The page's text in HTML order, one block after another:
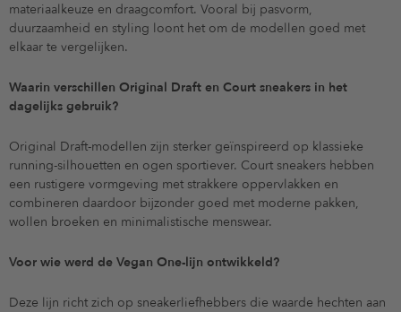
materiaalkeuze en draagcomfort. Vooral bij pasvorm,
duurzaamheid en styling loont het om de modellen goed met
elkaar te vergelijken.
Waarin verschillen Original Draft en Court sneakers in het
dagelijks gebruik?
Original Draft-modellen zijn sterker geïnspireerd op klassieke
running-silhouetten en ogen sportiever. Court sneakers hebben
een rustigere vormgeving met strakkere oppervlakken en
combineren daardoor bijzonder goed met moderne pakken,
wollen broeken en minimalistische menswear.
Voor wie werd de Vegan One-lijn ontwikkeld?
Deze lijn richt zich op sneakerliefhebbers die waarde hechten aan